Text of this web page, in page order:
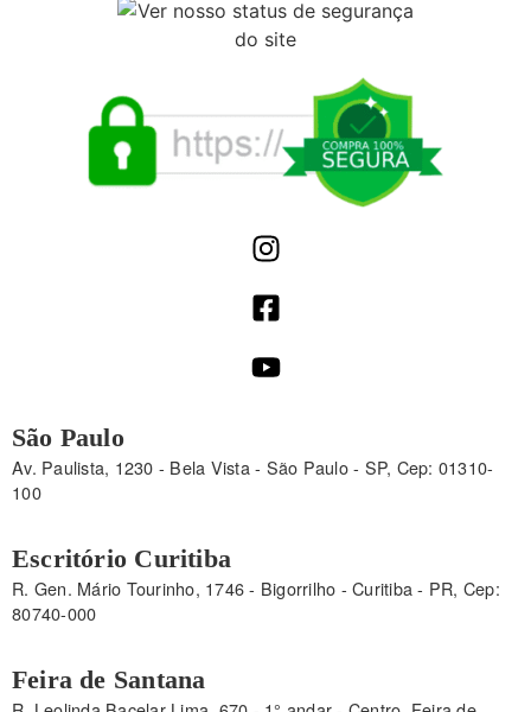
São Paulo
Av. Paulista, 1230 - Bela Vista - São Paulo - SP, Cep: 01310-
100
Escritório Curitiba
R. Gen. Mário Tourinho, 1746 - Bigorrilho - Curitiba - PR, Cep:
80740-000
Feira de Santana